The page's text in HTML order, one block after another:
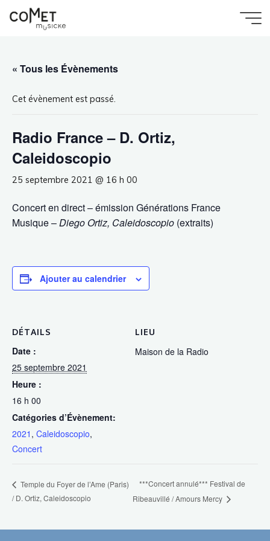
« Tous les Évènements
Cet évènement est passé.
Radio France – D. Ortiz,
Caleidoscopio
25 septembre 2021 @ 16 h 00
Concert en direct – émission Générations France
Musique –Diego Ortiz, Caleidoscopio (extraits)
Ajouter au calendrier
DÉTAILS
Date :
25 septembre 2021
Heure :
16 h 00
Catégories d’Évènement:
2021 , Caleidoscopio,
Concert
LIEU
Maison de la Radio
Temple du Foyer de l’Ame (Paris)
/ D. Ortiz, Caleidoscopio
***Concert annulé*** Festival de
Ribeauvillé / Amours Mercy